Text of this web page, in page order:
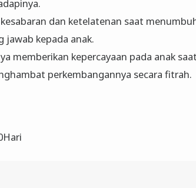
dan ketelatenan saat
jawab kepada anak.
memberikan kepercayaan pada anak
perkembangannya secara fitrah.